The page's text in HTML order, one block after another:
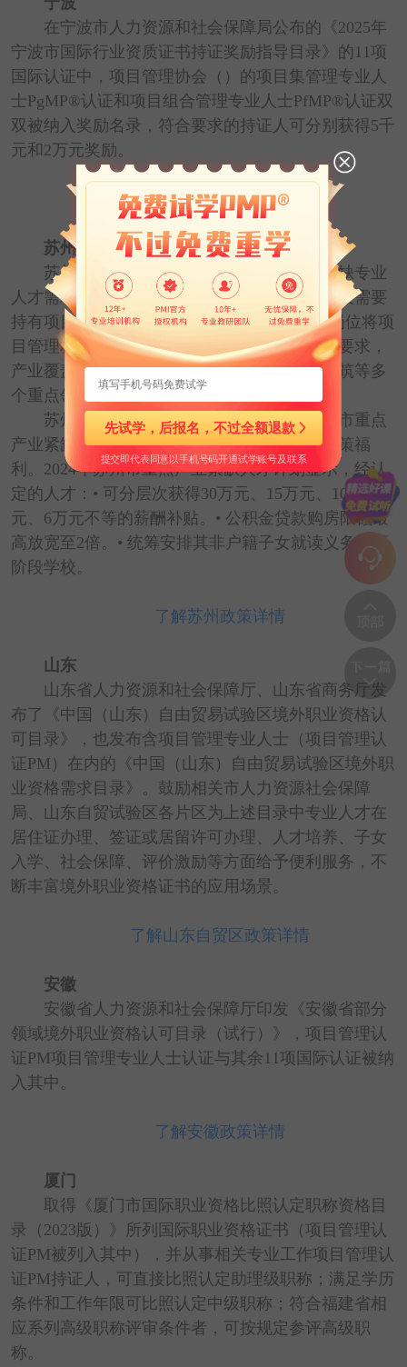
在宁波市人力资源和社会保障局公布的《2025年
宁波市国际行业资质证书持证奖励指导目录》的11项
国际认证中，项目管理协会（）的项目集管理专业人
士PgMP®认证和项目组合管理专业人士PfMP®认证双
双被纳入奖励名录，符合要求的持证人可分别获得5千
元和2万元奖励。
了解宁波政策详情
苏州
苏州发布的《苏州市2024年度重点产业紧缺专业
人才需求目录》中，有近20个重点岗位明确提及需要
持有项目管理认证PM认证，更有70余个重点岗位将项
目管理相关的知识、技能和经验列为任职能力要求，
产业覆盖新能源、半导体、工程机械、工程建筑等多
个重点领域。
苏州还发布了与《目录》配套衔接的苏州市重点
产业紧缺人才计划，为紧缺人才提供丰厚的政策福
利。2024年苏州市重点产业紧缺人才计划显示，经认
定的人才：• 可分层次获得30万元、15万元、10万
元、6万元不等的薪酬补贴。• 公积金贷款购房限额最
高放宽至2倍。• 统筹安排其非户籍子女就读义务教育
阶段学校。
了解苏州政策详情
山东
山东省人力资源和社会保障厅、山东省商务厅发
布了《中国（山东）自由贸易试验区境外职业资格认
可目录》，也发布含项目管理专业人士（项目管理认
证PM）在内的《中国（山东）自由贸易试验区境外职
业资格需求目录》。鼓励相关市人力资源社会保障
局、山东自贸试验区各片区为上述目录中专业人才在
居住证办理、签证或居留许可办理、人才培养、子女
入学、社会保障、评价激励等方面给予便利服务，不
断丰富境外职业资格证书的应用场景。
了解山东自贸区政策详情
安徽
安徽省人力资源和社会保障厅印发《安徽省部分
领域境外职业资格认可目录（试行）》，项目管理认
证PM项目管理专业人士认证与其余11项国际认证被纳
入其中。
了解安徽政策详情
厦门
取得《厦门市国际职业资格比照认定职称资格目
录（2023版）》所列国际职业资格证书（项目管理认
证PM被列入其中），并从事相关专业工作项目管理认
证PM持证人，可直接比照认定助理级职称；满足学历
条件和工作年限可比照认定中级职称；符合福建省相
应系列高级职称评审条件者，可按规定参评高级职
称。
先试学，后报名，不过全额退款
提交即代表同意以手机号码开通试学账号及联系